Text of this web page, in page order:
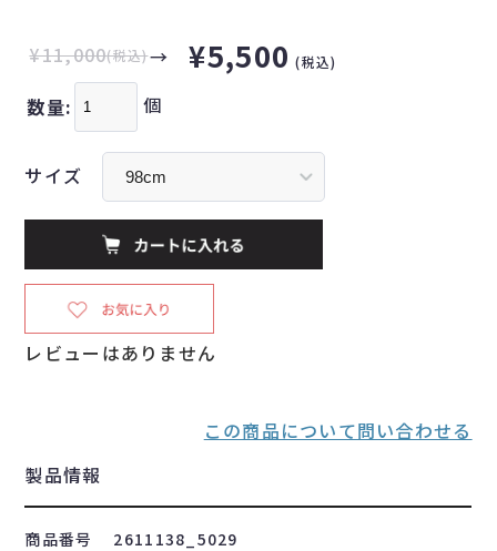
¥11,000(税込) ¥5,500 (税込)
数量: 個
サイズ
レビューはありません
この商品について問い合わせる
製品情報
商品番号 2611138_5029